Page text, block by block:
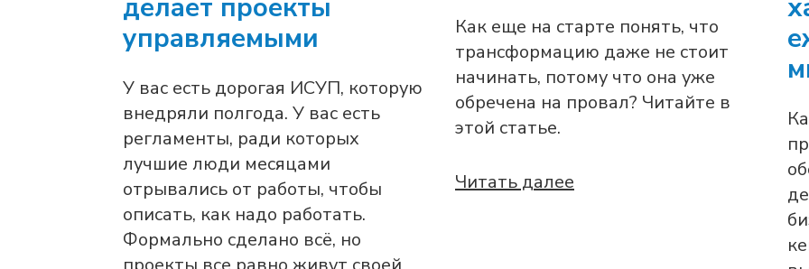
делает проекты
управляемыми
У вас есть дорогая ИСУП, которую
внедряли полгода. У вас есть
регламенты, ради которых
лучшие люди месяцами
отрывались от работы, чтобы
описать, как надо работать.
Формально сделано всё, но
Как еще на старте понять, что
трансформацию даже не стоит
начинать, потому что она уже
обречена на провал? Читайте в
этой статье.
Читать далее